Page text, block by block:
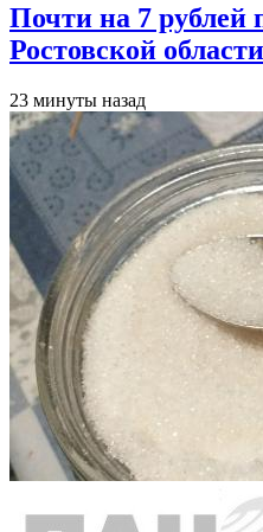
Почти на 7 рублей
Ростовской
23 минуты назад